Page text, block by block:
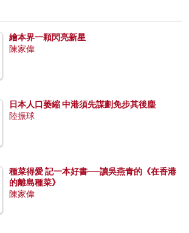
繪本界一顆閃亮新星
陳家偉
日本人口萎縮 中港須先謀劃免步其後塵
陸振球
種菜得愛 記一本好書──讀吳燕青的《在香港
的離島種菜》
陳家偉